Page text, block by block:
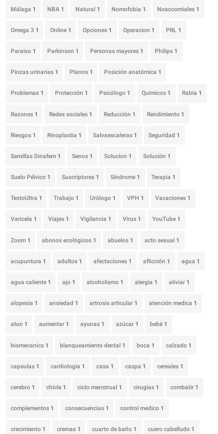
Málaga 1 NBA 1 Natural 1 Nomofobia 1 Nosocomiales 1
Omega 3 1 Online 1 Opciones 1 Operacion 1 PRL 1
Paraiso 1 Parkinson 1 Personas mayores 1 Philips 1
Pinzas urinarias 1 Planos 1 Posición anatómica 1
Problemas 1 Protección 1 Psicólogo 1 Quimicos 1 Rabia 1
Razones 1 Redes sociales 1 Reducción 1 Rendimiento 1
Riesgos 1 Rinoplastia 1 Salvaescaleras 1 Seguridad 1
Semillas Dinafem 1 Senos 1 Solucion 1 Solución 1
Suelo Pélvico 1 Suscriptores 1 Síndrome 1 Terapia 1
TestoUltra 1 Trabajo 1 Urólogo 1 VPH 1 Vacaciones 1
Varicela 1 Viajes 1 Vigilancia 1 Virus 1 YouTube 1
Zoom 1 abonos ecológicos 1 abuelos 1 acto sexual 1
acupuntura 1 adultos 1 afectaciones 1 aflicción 1 agua 1
agua caliente 1 ajo 1 alcoholismo 1 alergia 1 aliviar 1
alopesia 1 ansiedad 1 artrosis articular 1 atención medica 1
atun 1 aumentar 1 ayunas 1 azúcar 1 bebé 1
biomecanics 1 blanqueamiento dental 1 boca 1 calzado 1
capsulas 1 cardiologia 1 casa 1 caspa 1 cereales 1
cerebro 1 chicle 1 ciclo menstrual 1 cirugías 1 combatir 1
complementos 1 consecuencias 1 control medico 1
crecimiento 1 cremas 1 cuarto de baño 1 cuero cabelludo 1